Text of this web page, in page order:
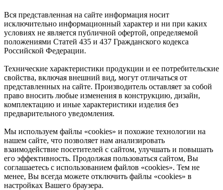
Вся представленная на сайте информация носит
исключительно информационный характер и ни при каких
условиях не является публичной офертой, определяемой
положениями Статей 435 и 437 Гражданского кодекса
Российской Федерации.
Технические характеристики продукции и ее потребительские
свойства, включая внешний вид, могут отличаться от
представленных на сайте. Производитель оставляет за собой
право вносить любые изменения в конструкцию, дизайн,
комплектацию и иные характеристики изделия без
предварительного уведомления.
Мы используем файлы «cookies» и похожие технологии на
нашем сайте, что позволяет нам анализировать
взаимодействие посетителей с сайтом, улучшать и повышать
его эффективность. Продолжая пользоваться сайтом, Вы
соглашаетесь с использованием файлов «cookies». Тем не
менее, Вы всегда можете отключить файлы «cookies» в
настройках Вашего браузера.